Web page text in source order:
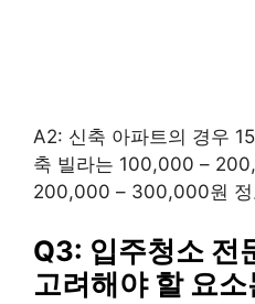
A2: 신축 아파트의 경우
축 빌라는 100,000 –
200,000 – 300,000원 정
Q3: 입주청소 전
고려해야 할 요